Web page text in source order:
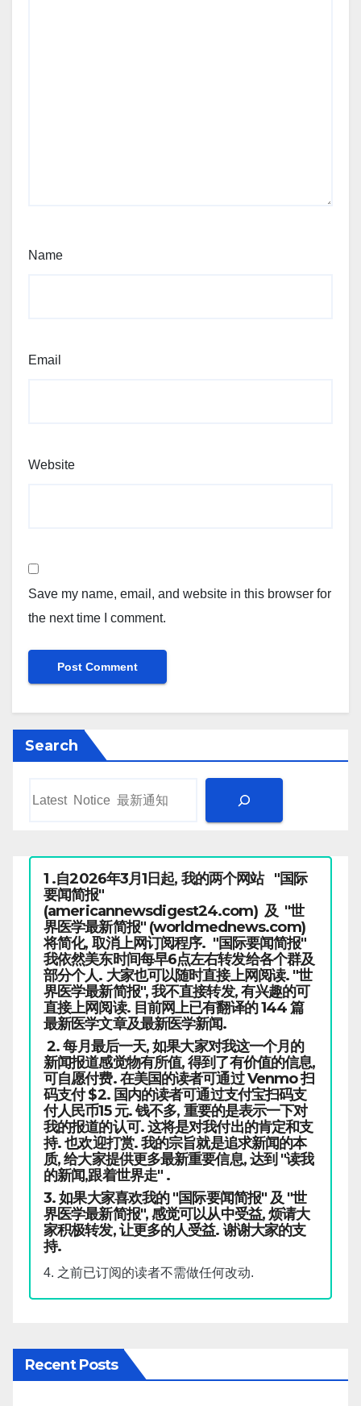
Name
Email
Website
Save my name, email, and website in this browser for
the next time I comment.
Search
1 .自2026年3月1日起, 我的两个网站 "国际
要闻简报"
(americannewsdigest24.com) 及 "世
界医学最新简报" (worldmednews.com)
将简化, 取消上网订阅程序. "国际要闻简报"
我依然美东时间每早6点左右转发给各个群及
部分个人. 大家也可以随时直接上网阅读. "世
界医学最新简报", 我不直接转发, 有兴趣的可
直接上网阅读. 目前网上已有翻译的 144 篇
最新医学文章及最新医学新闻.
2. 每月最后一天, 如果大家对我这一个月的
新闻报道感觉物有所值, 得到了有价值的信息,
可自愿付费. 在美国的读者可通过 Venmo 扫
码支付 $2. 国内的读者可通过支付宝扫码支
付人民币15 元. 钱不多, 重要的是表示一下对
我的报道的认可. 这将是对我付出的肯定和支
持. 也欢迎打赏. 我的宗旨就是追求新闻的本
质, 给大家提供更多最新重要信息, 达到 "读我
的新闻,跟着世界走" .
3. 如果大家喜欢我的 "国际要闻简报" 及 "世
界医学最新简报", 感觉可以从中受益, 烦请大
家积极转发, 让更多的人受益. 谢谢大家的支
持.
4. 之前已订阅的读者不需做任何改动.
Recent Posts